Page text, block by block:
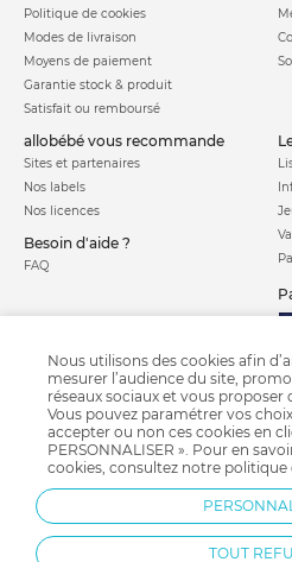
Politique de cookies
Modes de livraison
Moyens de paiement
Garantie stock & produit
Satisfait ou remboursé
allobébé vous recommande
Sites et partenaires
Nos labels
Nos licences
Besoin d'aide ?
FAQ
Crash test
Grossesse semaine après semaine
Nous utilisons des cookies afin
mesurer l’audience du site,
réseaux sociaux et vous
Vous pouvez paramétrer vos
accepter ou non ces cookies en
PERSONNALISER ». Pour en
cookies, consultez notre politique
TOUT